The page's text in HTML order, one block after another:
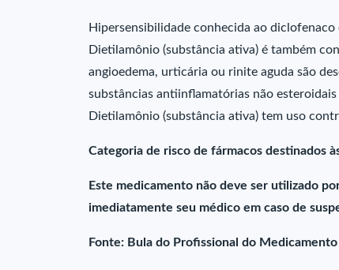
Hipersensibilidade conhecida ao
Dietilamônio (substância ativa) é também
angioedema, urticária ou rinite aguda são
substâncias antiinflamatórias não
Dietilamônio (substância ativa) tem uso
Categoria de risco de fármacos destinados
Este medicamento não deve ser utilizado
imediatamente seu médico em caso de
Fonte: Bula do Profissional do